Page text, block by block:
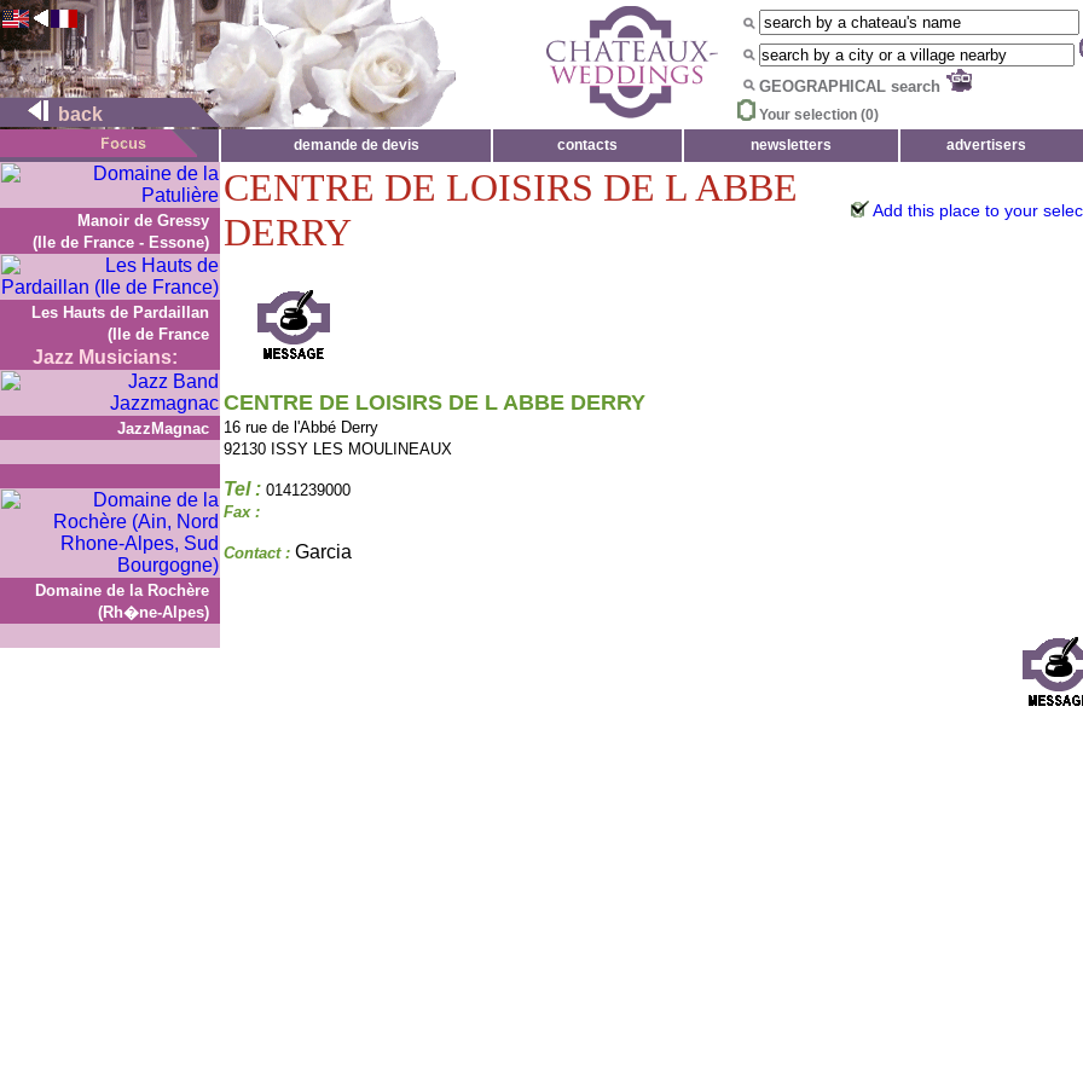
back
GEOGRAPHICAL search
Your selection (0)
demande de devis
contacts newsletters advertisers
Manoir de Gressy
(Ile de France - Essone)
Les Hauts de Pardaillan
(Ile de France
Jazz Musicians:
JazzMagnac
Domaine de la Rochère
(Rh�ne-Alpes)
CENTRE DE LOISIRS DE L ABBE
DERRY
Add this place to your
CENTRE DE LOISIRS DE L ABBE DERRY
16 rue de l'Abbé Derry
92130 ISSY LES MOULINEAUX
Tel : 0141239000
Fax :
Contact : Garcia